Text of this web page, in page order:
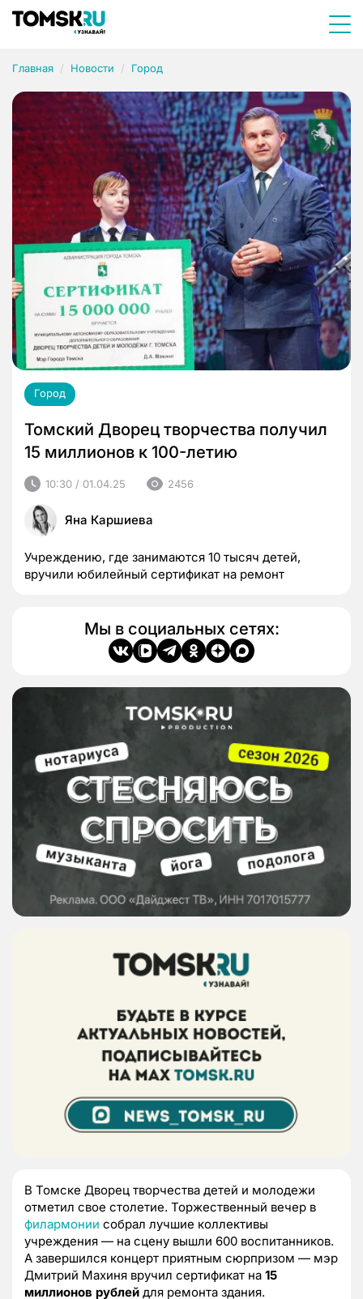
Главная Новости Город
Город
Томский Дворец творчества получил
15 миллионов к 100-летию
10:30 / 01.04.25 2456
Яна Каршиева
Учреждению, где занимаются 10 тысяч детей,
вручили юбилейный сертификат на ремонт
Мы в социальных сетях:
В Томске Дворец творчества детей и молодежи
отметил свое столетие. Торжественный вечер в
филармонии собрал лучшие коллективы
учреждения — на сцену вышли 600 воспитанников.
А завершился концерт приятным сюрпризом — мэр
Дмитрий Махиня вручил сертификат на 15
миллионов рублей для ремонта здания.